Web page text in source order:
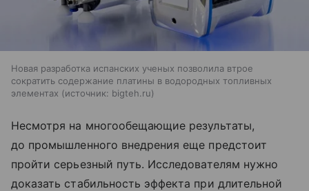
Новая разработка испанских ученых позволила втрое
сократить содержание платины в водородных топливных
элементах
источник: bigteh.ru
Несмотря на многообещающие результаты,
до промышленного внедрения еще предстоит
пройти серьезный путь. Исследователям нужно
доказать стабильность эффекта при длительной